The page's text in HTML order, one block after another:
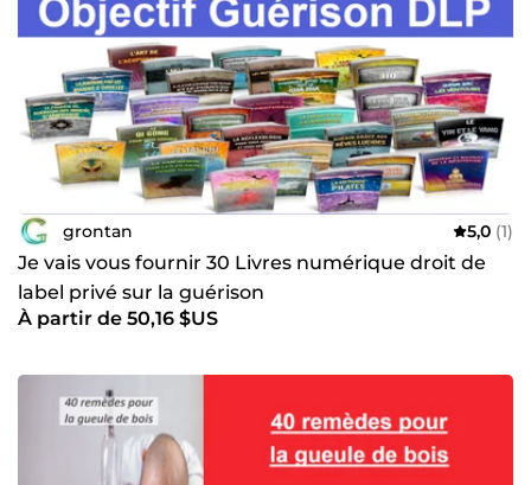
grontan 5,0 (1)
Je vais vous fournir 30 Livres numérique droit de
label privé sur la guérison
À partir de 50,16 $US